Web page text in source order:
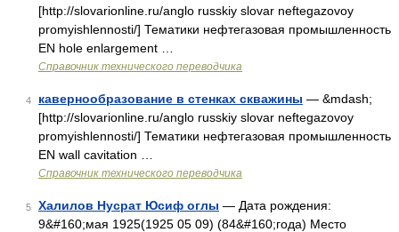
[http://slovarionline.ru/anglo russkiy slovar neftegazovoy
promyishlennosti/] Тематики нефтегазовая промышленность
EN hole enlargement …
Справочник технического переводчика
4 кавернообразование в стенках скважины — &mdash;
[http://slovarionline.ru/anglo russkiy slovar neftegazovoy
promyishlennosti/] Тематики нефтегазовая промышленность
EN wall cavitation …
Справочник технического переводчика
5 Халилов Нусрат Юсиф оглы — Дата рождения:
9&#160;мая 1925(1925 05 09) (84&#160;года) Место